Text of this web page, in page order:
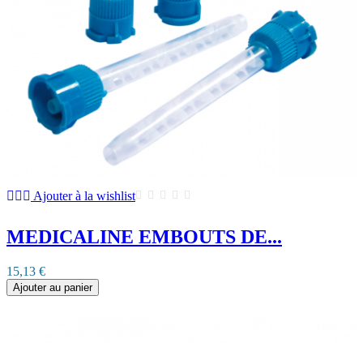
Ajouter à la wishlist
MEDICALINE EMBOUTS DE...
15,13 €
Ajouter au panier